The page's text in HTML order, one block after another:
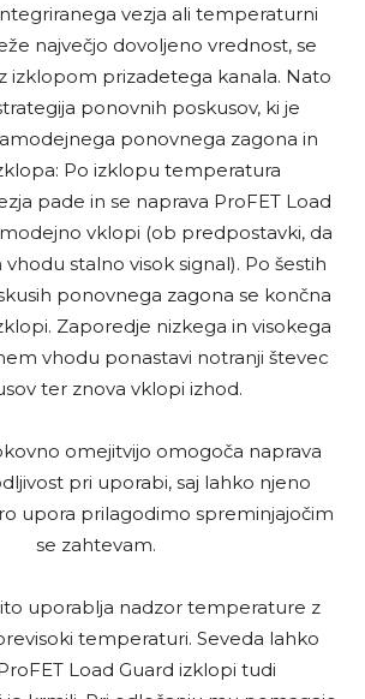
vezja ali temperaturni
največjo dovoljeno vrednost, se
izklopom prizadetega kanala. Nato
ponovnih poskusov, ki je
ponovnega zagona in
Po izklopu temperatura
pade in se naprava ProFET Load
vklopi (ob predpostavki, da
stalno visok signal). Po šestih
ponovnega zagona se končna
Zaporedje nizkega in visokega
vhodu ponastavi notranji števec
ter znova vklopi izhod.
omejitvijo omogoča naprava
pri uporabi, saj lahko njeno
upora prilagodimo spreminjajočim
se zahtevam.
uporablja nadzor temperature z
temperaturi. Seveda lahko
Load Guard izklopi tudi